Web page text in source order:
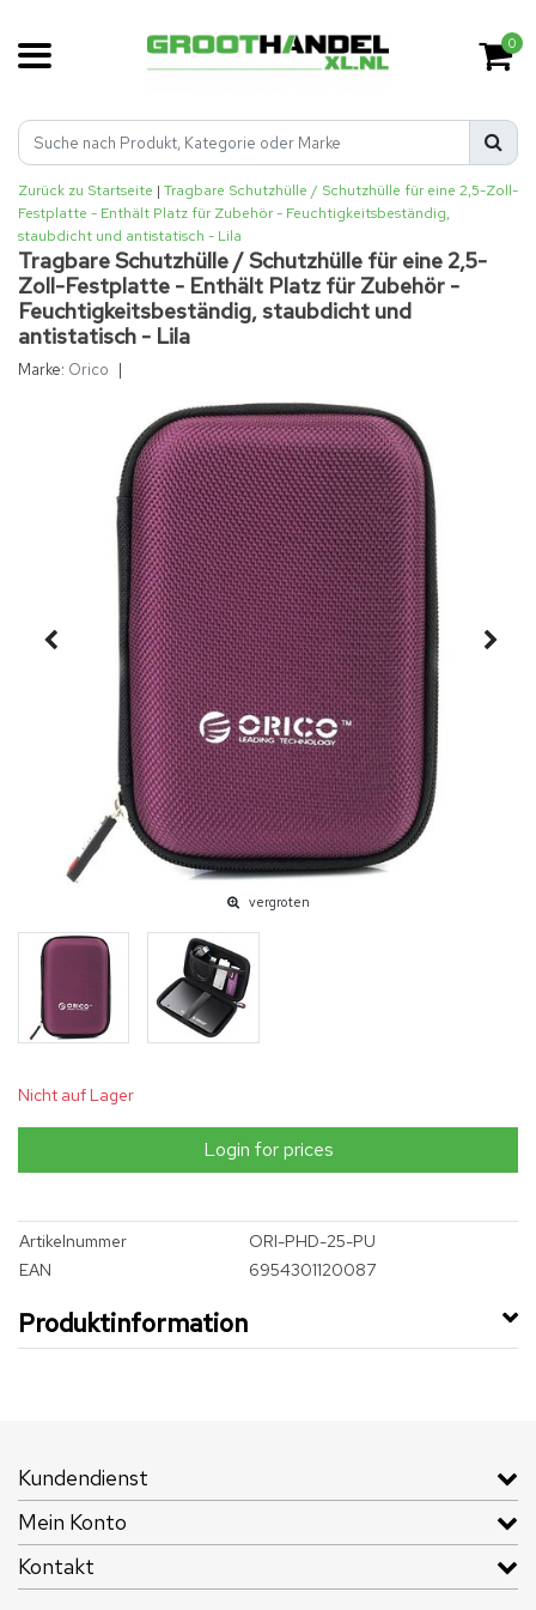
0
Zurück zu Startseite | Tragbare Schutzhülle / Schutzhülle für eine 2,5-Zoll-
Festplatte - Enthält Platz für Zubehör - Feuchtigkeitsbeständig,
staubdicht und antistatisch - Lila
Tragbare Schutzhülle / Schutzhülle für eine 2,5-
Zoll-Festplatte - Enthält Platz für Zubehör -
Feuchtigkeitsbeständig, staubdicht und
antistatisch - Lila
Marke: Orico |
vergroten
Nicht auf Lager
Login for prices
Artikelnummer
ORI-PHD-25-PU
EAN
6954301120087
Produktinformation
Kundendienst
Mein Konto
Kontakt